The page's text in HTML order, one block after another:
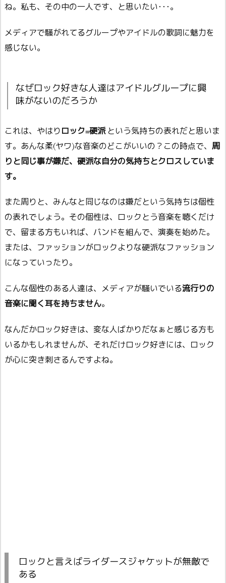
ね。私も、その中の一人です、と思いたい･･･。
メディアで騒がれてるグループやアイドルの歌詞に魅力を
感じない。
なぜロック好きな人達はアイドルグループに興
味がないのだろうか
これは、やはりロック=硬派という気持ちの表れだと思いま
す。あんな柔(ヤワ)な音楽のどこがいいの？この時点で、 周
りと同じ事が嫌だ、硬派な自分の気持ちとクロスしていま
す。
また周りと、みんなと同じなのは嫌だという気持ちは個性
の表れでしょう。その個性は、ロックとう音楽を聴くだけ
で、留まる方もいれば、バンドを組んで、演奏を始めた。
または、ファッションがロックよりな硬派なファッション
になっていったり。
こんな個性のある人達は、メディアが騒いでいる流行りの
音楽に聞く耳を持ちません。
なんだかロック好きは、変な人ばかりだなぁと感じる方も
いるかもしれませんが、それだけロック好きには、ロック
が心に突き刺さるんですよね。
ロックと言えばライダースジャケットが無敵で
ある